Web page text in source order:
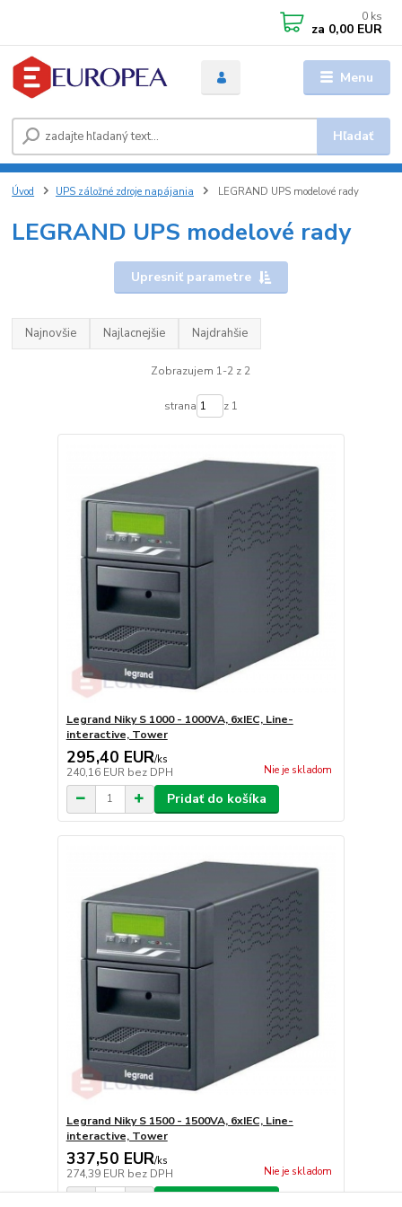
Menu
Hľadať
0 ks
za 0,00 EUR
Úvod UPS záložné zdroje napájania LEGRAND UPS modelové rady
LEGRAND UPS modelové rady
Upresniť parametre
Najnovšie Najlacnejšie Najdrahšie
Zobrazujem 1-2 z 2
strana z 1
Legrand Niky S 1000 - 1000VA, 6xIEC, Line-
interactive, Tower
295,40 EUR/ks
240,16 EUR bez DPH Nie je skladom
Pridať do košíka
Legrand Niky S 1500 - 1500VA, 6xIEC, Line-
interactive, Tower
337,50 EUR/ks
274,39 EUR bez DPH Nie je skladom